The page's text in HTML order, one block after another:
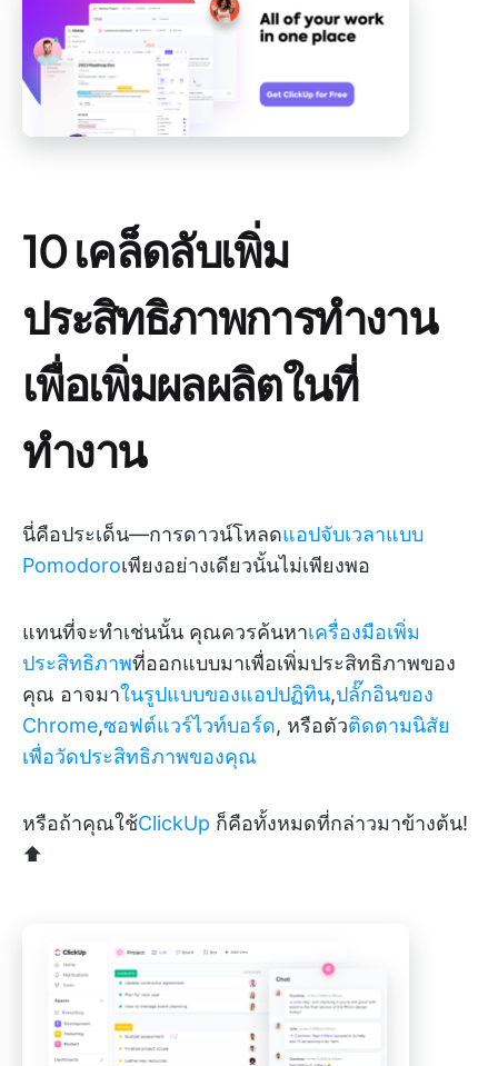
10 เคล็ดลับเพิ่ม
ประสิทธิภาพการทำงาน
เพื่อเพิ่มผลผลิตในที่
ทำงาน
นี่คือประเด็น—การดาวน์โหลดแอปจับเวลาแบบ
Pomodoroเพียงอย่างเดียวนั้นไม่เพียงพอ
แทนที่จะทำเช่นนั้น คุณควรค้นหาเครื่องมือเพิ่ม
ประสิทธิภาพที่ออกแบบมาเพื่อเพิ่มประสิทธิภาพของ
คุณ อาจมาในรูปแบบของแอปปฏิทิน,ปลั๊กอินของ
Chrome,ซอฟต์แวร์ไวท์บอร์ด, หรือตัวติดตามนิสัย
เพื่อวัดประสิทธิภาพของคุณ
หรือถ้าคุณใช้ClickUp ก็คือทั้งหมดที่กล่าวมาข้างต้น!
⬆️